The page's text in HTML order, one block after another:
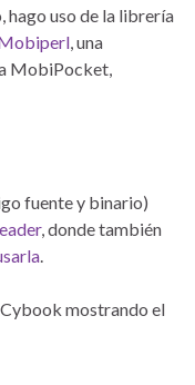
hago uso de la librería
, una
MobiPocket,
fuente y binario)
, donde también
.
Cybook mostrando el